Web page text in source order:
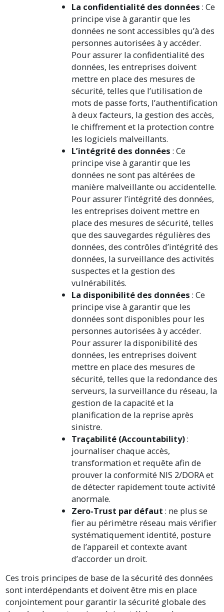
La confidentialité des données : Ce
principe vise à garantir que les
données ne sont accessibles qu’à des
personnes autorisées à y accéder.
Pour assurer la confidentialité des
données, les entreprises doivent
mettre en place des mesures de
sécurité, telles que l’utilisation de
mots de passe forts, l’authentification
à deux facteurs, la gestion des accès,
le chiffrement et la protection contre
les logiciels malveillants.
L’intégrité des données : Ce
principe vise à garantir que les
données ne sont pas altérées de
manière malveillante ou accidentelle.
Pour assurer l’intégrité des données,
les entreprises doivent mettre en
place des mesures de sécurité, telles
que des sauvegardes régulières des
données, des contrôles d’intégrité des
données, la surveillance des activités
suspectes et la gestion des
vulnérabilités.
La disponibilité des données : Ce
principe vise à garantir que les
données sont disponibles pour les
personnes autorisées à y accéder.
Pour assurer la disponibilité des
données, les entreprises doivent
mettre en place des mesures de
sécurité, telles que la redondance des
serveurs, la surveillance du réseau, la
gestion de la capacité et la
planification de la reprise après
sinistre.
Traçabilité (Accountability):
journaliser chaque accès,
transformation et requête afin de
prouver la conformité NIS 2/DORA et
de détecter rapidement toute activité
anormale.
Zero-Trust par défaut : ne plus se
fier au périmètre réseau mais vérifier
systématiquement identité, posture
de l’appareil et contexte avant
d’accorder un droit.
Ces trois principes de base de la sécurité des données
sont interdépendants et doivent être mis en place
conjointement pour garantir la sécurité globale des